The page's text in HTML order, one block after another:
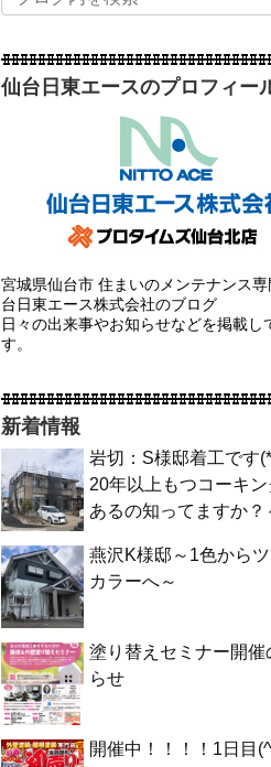
仙台日東エースのプロフィー
宮城県仙台市 住まいのメンテナンス専
台日東エース株式会社のブログ
日々の出来事やお知らせなどを掲載し
す。
新着情報
岩切：S様邸着工です
20年以上もつコーキ
あるの知ってますか？
燕沢K様邸～1色から
カラーへ～
塗り替えセミナー開催
らせ
開催中！！！！1日目